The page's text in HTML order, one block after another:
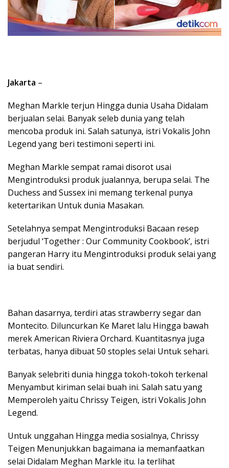
Jakarta –
Meghan Markle terjun Hingga dunia Usaha Didalam
berjualan selai. Banyak seleb dunia yang telah
mencoba produk ini. Salah satunya, istri Vokalis John
Legend yang beri testimoni seperti ini.
Meghan Markle sempat ramai disorot usai
Mengintroduksi produk jualannya, berupa selai. The
Duchess and Sussex ini memang terkenal punya
ketertarikan Untuk dunia Masakan.
Setelahnya sempat Mengintroduksi Bacaan resep
berjudul ‘Together : Our Community Cookbook’, istri
pangeran Harry itu Mengintroduksi produk selai yang
ia buat sendiri.
Bahan dasarnya, terdiri atas strawberry segar dan
Montecito. Diluncurkan Ke Maret lalu Hingga bawah
merek American Riviera Orchard. Kuantitasnya juga
terbatas, hanya dibuat 50 stoples selai Untuk sehari.
Banyak selebriti dunia hingga tokoh-tokoh terkenal
Menyambut kiriman selai buah ini. Salah satu yang
Memperoleh yaitu Chrissy Teigen, istri Vokalis John
Legend.
Untuk unggahan Hingga media sosialnya, Chrissy
Teigen Menunjukkan bagaimana ia memanfaatkan
selai Didalam Meghan Markle itu. Ia terlihat